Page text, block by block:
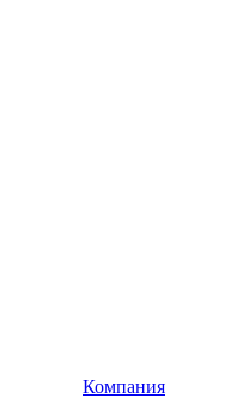
Компания